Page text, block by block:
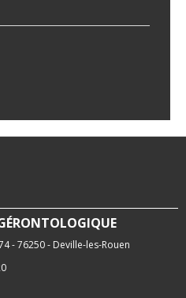
- 76250 - Deville-les-Rouen